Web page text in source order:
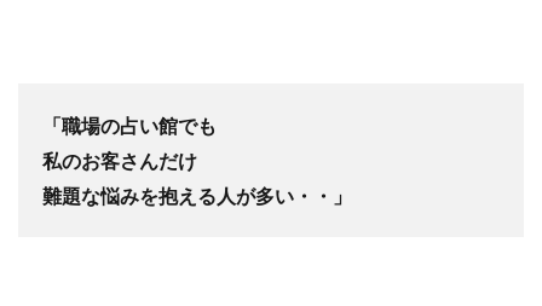
「職場の占い館でも
私のお客さんだけ
難題な悩みを抱える人が多い・・ 」